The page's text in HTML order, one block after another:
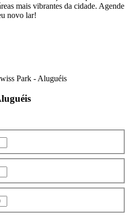
mais vibrantes da cidade. Agende
novo lar!